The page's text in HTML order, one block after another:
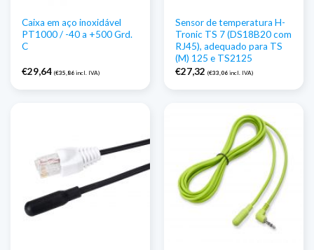
Caixa em aço inoxidável
PT1000 / -40 a +500 Grd.
C
€29,64 (€35,86 incl. IVA)
Sensor de temperatura H-
Tronic TS 7 (DS18B20 com
RJ45), adequado para TS
(M) 125 e TS2125
€27,32 (€33,06 incl. IVA)